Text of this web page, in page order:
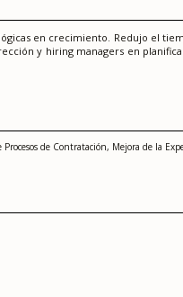
en crecimiento. Redujo el
y hiring managers en
de Contratación, Mejora de la